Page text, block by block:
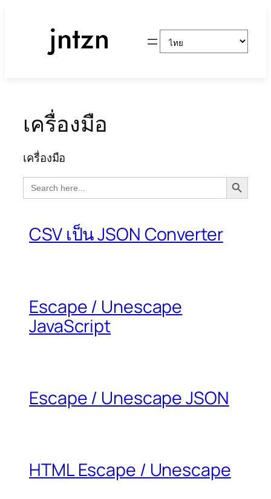
Choose
a
เครื่องมือ
เครื่องมือ
Search
for:
Search Button
CSV เป็น JSON Converter
Escape / Unescape
JavaScript
Escape / Unescape JSON
HTML Escape / Unescape